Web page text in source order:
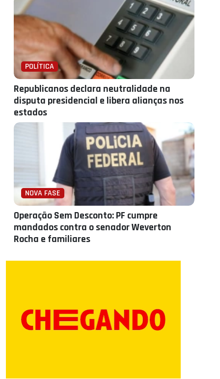
POLÍTICA
Republicanos declara neutralidade na
disputa presidencial e libera alianças nos
estados
NOVA FASE
Operação Sem Desconto: PF cumpre
mandados contra o senador Weverton
Rocha e familiares